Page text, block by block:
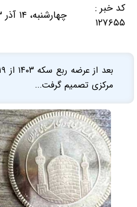
کد خبر :
۱۲۷۶۵۵
چهارشنبه، ۱۴ آذر ۱۴۰۳ - ۱۸:۵۶:۲۸
مرکزی تصمیم گرفت...